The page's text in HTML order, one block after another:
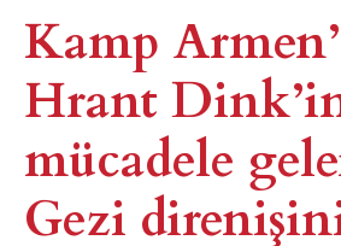
Kamp
Hrant
mücadele
Gezi